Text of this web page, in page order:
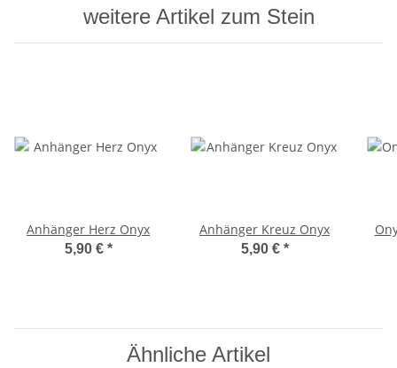
weitere Artikel zum Stein
Anhänger Herz Onyx
5,90 € *
Anhänger Kreuz Onyx
5,90 € *
Ähnliche Artikel